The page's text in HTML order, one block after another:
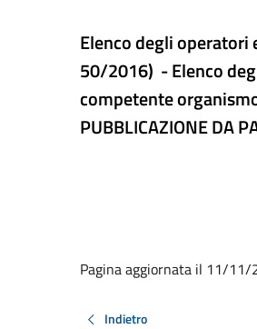
Elenco degli
50/2016) - Elenco
competente
PUBBLICAZIONE DA
Pagina aggiornata il 11/11/
Indietro